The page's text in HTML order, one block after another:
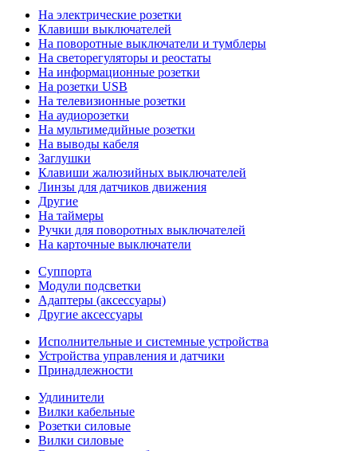
На электрические розетки
Клавиши выключателей
На поворотные выключатели и тумблеры
На светорегуляторы и реостаты
На информационные розетки
На розетки USB
На телевизионные розетки
На аудиорозетки
На мультимедийные розетки
На выводы кабеля
Заглушки
Клавиши жалюзийных выключателей
Линзы для датчиков движения
Другие
На таймеры
Ручки для поворотных выключателей
На карточные выключатели
Суппорта
Модули подсветки
Адаптеры (аксессуары)
Другие аксессуары
Исполнительные и системные устройства
Устройства управления и датчики
Принадлежности
Удлинители
Вилки кабельные
Розетки силовые
Вилки силовые